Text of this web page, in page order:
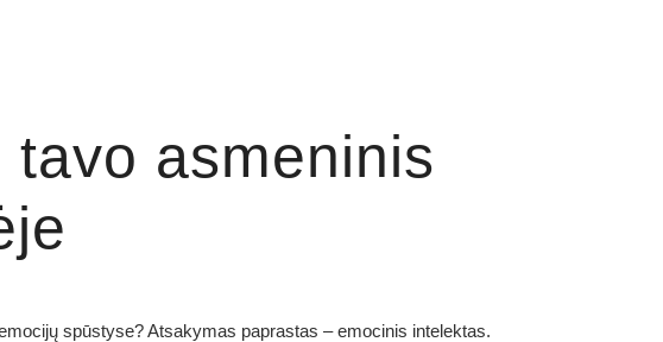
asmeninis
spūstyse? Atsakymas paprastas – emocinis intelektas.